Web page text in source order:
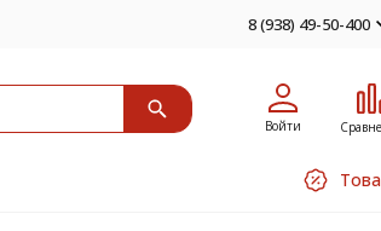
8 (938) 49-50-400
Войти